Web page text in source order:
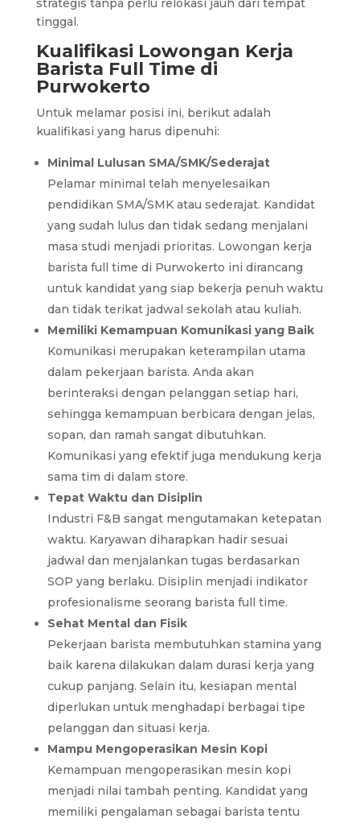
strategis tanpa perlu relokasi jauh dari tempat
tinggal.
Kualifikasi Lowongan Kerja
Barista Full Time di
Purwokerto
Untuk melamar posisi ini, berikut adalah
kualifikasi yang harus dipenuhi:
Minimal Lulusan SMA/SMK/Sederajat
Pelamar minimal telah menyelesaikan
pendidikan SMA/SMK atau sederajat. Kandidat
yang sudah lulus dan tidak sedang menjalani
masa studi menjadi prioritas. Lowongan kerja
barista full time di Purwokerto ini dirancang
untuk kandidat yang siap bekerja penuh waktu
dan tidak terikat jadwal sekolah atau kuliah.
Memiliki Kemampuan Komunikasi yang Baik
Komunikasi merupakan keterampilan utama
dalam pekerjaan barista. Anda akan
berinteraksi dengan pelanggan setiap hari,
sehingga kemampuan berbicara dengan jelas,
sopan, dan ramah sangat dibutuhkan.
Komunikasi yang efektif juga mendukung kerja
sama tim di dalam store.
Tepat Waktu dan Disiplin
Industri F&B sangat mengutamakan ketepatan
waktu. Karyawan diharapkan hadir sesuai
jadwal dan menjalankan tugas berdasarkan
SOP yang berlaku. Disiplin menjadi indikator
profesionalisme seorang barista full time.
Sehat Mental dan Fisik
Pekerjaan barista membutuhkan stamina yang
baik karena dilakukan dalam durasi kerja yang
cukup panjang. Selain itu, kesiapan mental
diperlukan untuk menghadapi berbagai tipe
pelanggan dan situasi kerja.
Mampu Mengoperasikan Mesin Kopi
Kemampuan mengoperasikan mesin kopi
menjadi nilai tambah penting. Kandidat yang
memiliki pengalaman sebagai barista tentu